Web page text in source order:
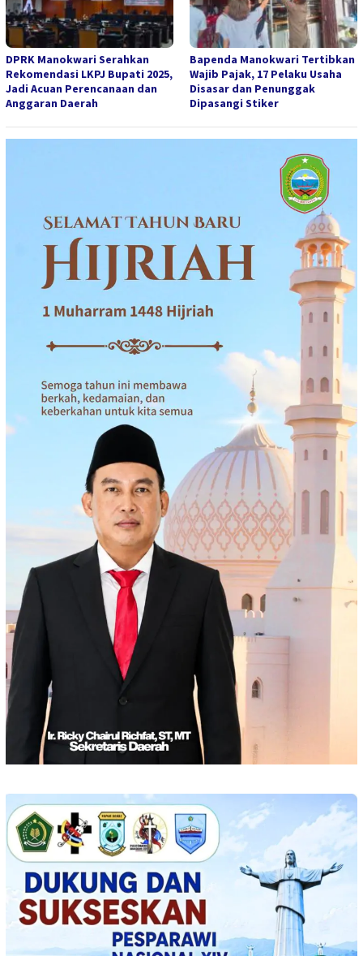
DPRK Manokwari Serahkan
Rekomendasi LKPJ Bupati 2025,
Jadi Acuan Perencanaan dan
Anggaran Daerah
Bapenda Manokwari Tertibkan
Wajib Pajak, 17 Pelaku Usaha
Disasar dan Penunggak
Dipasangi Stiker